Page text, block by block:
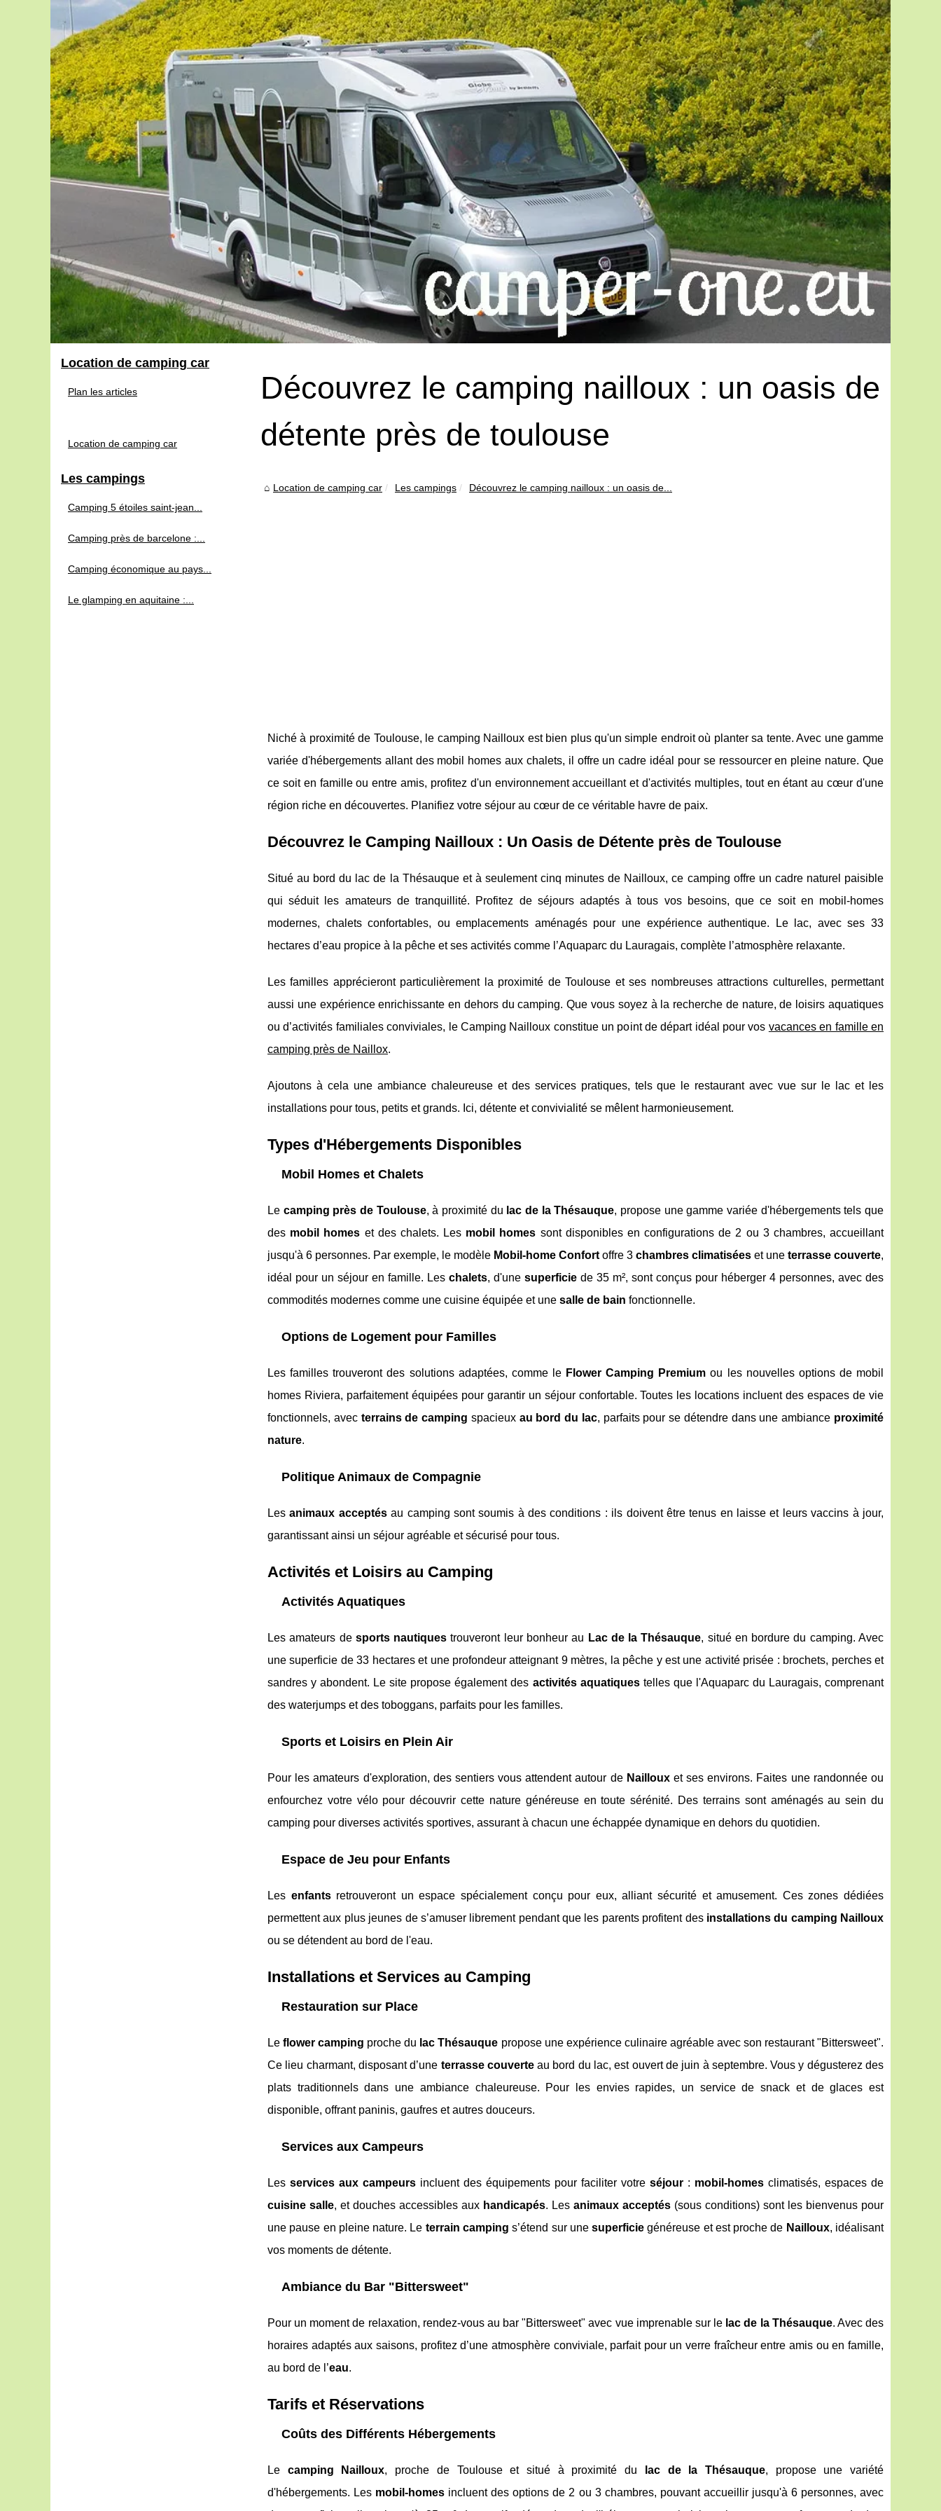
Découvrez le camping nailloux : un oasis de
détente près de toulouse
Location de camping car Les campings Découvrez le camping nailloux : un oasis de...
Niché à proximité de Toulouse, le camping Nailloux est bien plus qu'un simple endroit où planter sa tente. Avec une gamme
variée d'hébergements allant des mobil homes aux chalets, il offre un cadre idéal pour se ressourcer en pleine nature. Que
ce soit en famille ou entre amis, profitez d'un environnement accueillant et d'activités multiples, tout en étant au cœur d'une
région riche en découvertes. Planifiez votre séjour au cœur de ce véritable havre de paix.
Découvrez le Camping Nailloux : Un Oasis de Détente près de Toulouse
Situé au bord du lac de la Thésauque et à seulement cinq minutes de Nailloux, ce camping offre un cadre naturel paisible
qui séduit les amateurs de tranquillité. Profitez de séjours adaptés à tous vos besoins, que ce soit en mobil-homes
modernes, chalets confortables, ou emplacements aménagés pour une expérience authentique. Le lac, avec ses 33
hectares d’eau propice à la pêche et ses activités comme l’Aquaparc du Lauragais, complète l’atmosphère relaxante.
Les familles apprécieront particulièrement la proximité de Toulouse et ses nombreuses attractions culturelles, permettant
aussi une expérience enrichissante en dehors du camping. Que vous soyez à la recherche de nature, de loisirs aquatiques
ou d’activités familiales conviviales, le Camping Nailloux constitue un point de départ idéal pour vos vacances en famille en
camping près de Naillox.
Ajoutons à cela une ambiance chaleureuse et des services pratiques, tels que le restaurant avec vue sur le lac et les
installations pour tous, petits et grands. Ici, détente et convivialité se mêlent harmonieusement.
Types d'Hébergements Disponibles
Mobil Homes et Chalets
Le camping près de Toulouse, à proximité du lac de la Thésauque, propose une gamme variée d'hébergements tels que
des mobil homes et des chalets. Les mobil homes sont disponibles en configurations de 2 ou 3 chambres, accueillant
jusqu'à 6 personnes. Par exemple, le modèle Mobil-home Confort offre 3 chambres climatisées et une terrasse couverte,
idéal pour un séjour en famille. Les chalets, d'une superficie de 35 m², sont conçus pour héberger 4 personnes, avec des
commodités modernes comme une cuisine équipée et une salle de bain fonctionnelle.
Options de Logement pour Familles
Les familles trouveront des solutions adaptées, comme le Flower Camping Premium ou les nouvelles options de mobil
homes Riviera, parfaitement équipées pour garantir un séjour confortable. Toutes les locations incluent des espaces de vie
fonctionnels, avec terrains de camping spacieux au bord du lac, parfaits pour se détendre dans une ambiance proximité
nature.
Politique Animaux de Compagnie
Lesanimaux acceptésau camping sont soumis à des conditions : ils doivent être tenus en laisse et leurs vaccins à jour,
garantissant ainsi un séjour agréable et sécurisé pour tous.
Activités et Loisirs au Camping
Activités Aquatiques
Les amateurs de sports nautiques trouveront leur bonheur au Lac de la Thésauque, situé en bordure du camping. Avec
une superficie de 33 hectares et une profondeur atteignant 9 mètres, la pêche y est une activité prisée : brochets, perches et
sandres y abondent. Le site propose également des activités aquatiquestelles que l'Aquaparc du Lauragais, comprenant
des waterjumps et des toboggans, parfaits pour les familles.
Sports et Loisirs en Plein Air
Pour les amateurs d'exploration, des sentiers vous attendent autour de Naillouxet ses environs. Faites une randonnée ou
enfourchez votre vélo pour découvrir cette nature généreuse en toute sérénité. Des terrains sont aménagés au sein du
camping pour diverses activités sportives, assurant à chacun une échappée dynamique en dehors du quotidien.
Espace de Jeu pour Enfants
Les enfantsretrouveront un espace spécialement conçu pour eux, alliant sécurité et amusement. Ces zones dédiées
permettent aux plus jeunes de s’amuser librement pendant que les parents profitent des installations du camping Nailloux
ou se détendent au bord de l'eau.
Installations et Services au Camping
Restauration sur Place
Leflower camping proche du lac Thésauque propose une expérience culinaire agréable avec son restaurant "Bittersweet".
Ce lieu charmant, disposant d’une terrasse couverteau bord du lac, est ouvert de juin à septembre. Vous y dégusterez des
plats traditionnels dans une ambiance chaleureuse. Pour les envies rapides, un service de snack et de glaces est
disponible, offrant paninis, gaufres et autres douceurs.
Services aux Campeurs
Les services aux campeurs incluent des équipements pour faciliter votre séjour : mobil-homes climatisés, espaces de
cuisine salle, et douches accessibles aux handicapés. Les animaux acceptés (sous conditions) sont les bienvenus pour
une pause en pleine nature. Le terrain camping s’étend sur unesuperficie généreuse et est proche de Nailloux, idéalisant
vos moments de détente.
Ambiance du Bar "Bittersweet"
Pour un moment de relaxation, rendez-vous au bar "Bittersweet" avec vue imprenable sur le lac de la Thésauque. Avec des
horaires adaptés aux saisons, profitez d’une atmosphère conviviale, parfait pour un verre fraîcheur entre amis ou en famille,
au bord de l’eau.
Tarifs et Réservations
Coûts des Différents Hébergements
Le camping Nailloux, proche de Toulouse et situé à proximité du lac de la Thésauque, propose une variété
d'hébergements. Les mobil-homes incluent des options de 2 ou 3 chambres, pouvant accueillir jusqu'à 6 personnes, avec
Location de camping car
Plan les articles
Location de camping car
Les campings
Camping 5 étoiles saint-jean...
Camping près de barcelone :...
Camping économique au pays...
Le glamping en aquitaine :...